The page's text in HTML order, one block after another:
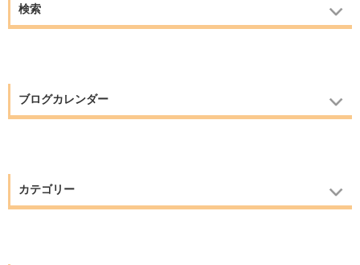
検索
ブログカレンダー
カテゴリー